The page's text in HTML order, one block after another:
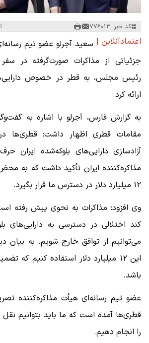
کد خبر: 776013
اعتمادآنلاین | سعید آجرلو عضو تیم
جزئیاتی از مذاکرات صورت‌گرفته در سفر
رئیس مجلس، به قطر در خصوص
ارائه کرد.
به گزارش فارس، آجرلو با اشاره به
مقامات قطری اظهار داشت: قطری‌ها
آزادسازی دارایی‌های بلوکه‌شده ایران
مذاکره‌کننده ایران تأکید داشت که به
۱۲ میلیارد دلار در دسترس ما قرار بگیرد.
وی افزود: مذاکرات به نحوی پیش رفته
کند اختلالی در دسترسی به دارایی‌های
می‌توانیم از توافق خارج شویم. به بیان
این ۱۲ میلیارد دلار استفاده کنیم که
باشد.
عضو تیم رسانه‌ای هیأت مذاکره‌کننده
قطری‌ها آمده است که ما باید بتوانیم نقل
را انجام دهیم.